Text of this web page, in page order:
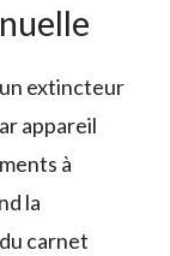
extincteur
appareil
à
la
carnet